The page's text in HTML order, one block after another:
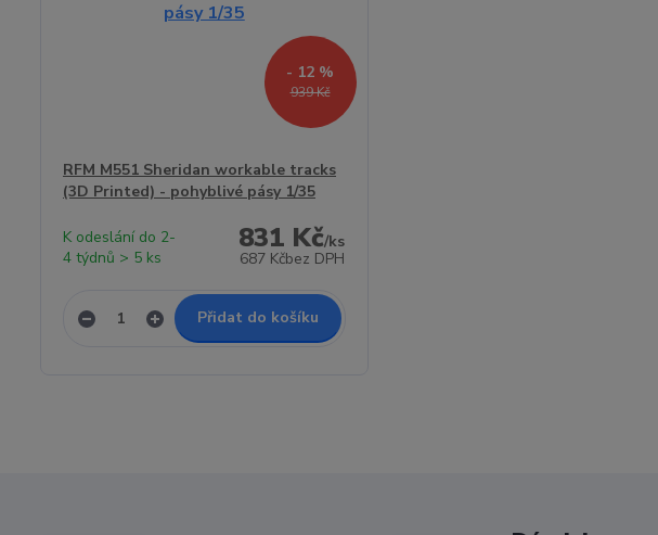
939 Kč
- 12 %
RFM M551 Sheridan workable tracks
(3D Printed) - pohyblivé pásy 1/35
831 Kč/ks
687 Kčbez DPH
K odeslání do 2-
4 týdnů > 5 ks
Přidat do košíku